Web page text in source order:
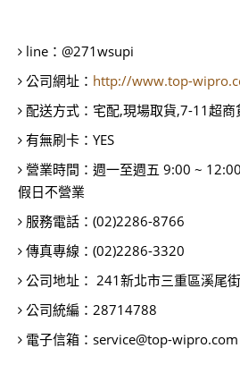
line： @271wsupi
公司網址： http://www.top-
配送方式： 宅配,現場取貨,7-11超商
有無刷卡： YES
營業時間： 週一至週五 9:00 ~
假日不營業
服務電話： (02)2286-8766
傳真專線： (02)2286-3320
公司地址： 241新北市三重區溪尾
公司統編： 28714788
電子信箱： service@top-wipro.com